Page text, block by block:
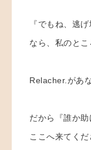
『でもね、逃
なら、私のとこ
Relacher.があ
だから『誰か
ここへ来てくだ